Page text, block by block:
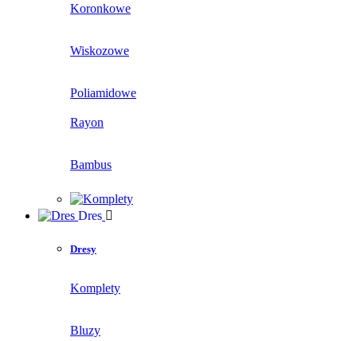
Koronkowe
Wiskozowe
Poliamidowe
Rayon
Bambus
Dres
Dresy
Komplety
Bluzy